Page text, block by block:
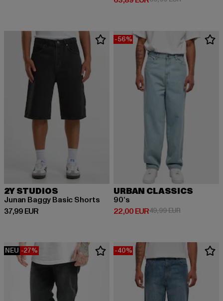
2Y STUDIOS
Junan Baggy Basic Shorts
37,99 EUR
Derzeitiger Preis: 37,99 EUR
-56%
URBAN CLASSICS
90‘s
22,00 EUR
Derzeitiger Preis: 22,00 EUR
49,99 EURAktionspreis:
NEU -27% -40%